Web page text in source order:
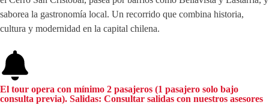
saborea la gastronomía local. Un recorrido que combina historia,
cultura y modernidad en la capital chilena.
El tour opera con mínimo 2 pasajeros (1 pasajero solo bajo
consulta previa). Salidas: Consultar salidas con nuestros asesores